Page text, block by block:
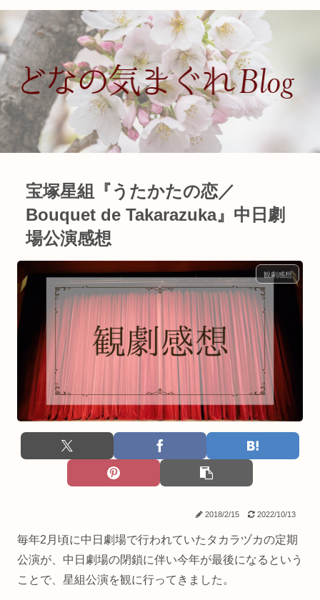
宝塚星組『うたかたの恋／
Bouquet de Takarazuka』中日劇
場公演感想
観劇感想
2018/2/15 2022/10/13
毎年2月頃に中日劇場で行われていたタカラヅカの定期
公演が、中日劇場の閉鎖に伴い今年が最後になるという
ことで、星組公演を観に行ってきました。